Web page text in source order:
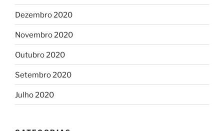
Dezembro 2020
Novembro 2020
Outubro 2020
Setembro 2020
Julho 2020